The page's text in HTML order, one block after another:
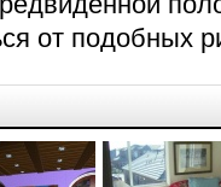
от подобных